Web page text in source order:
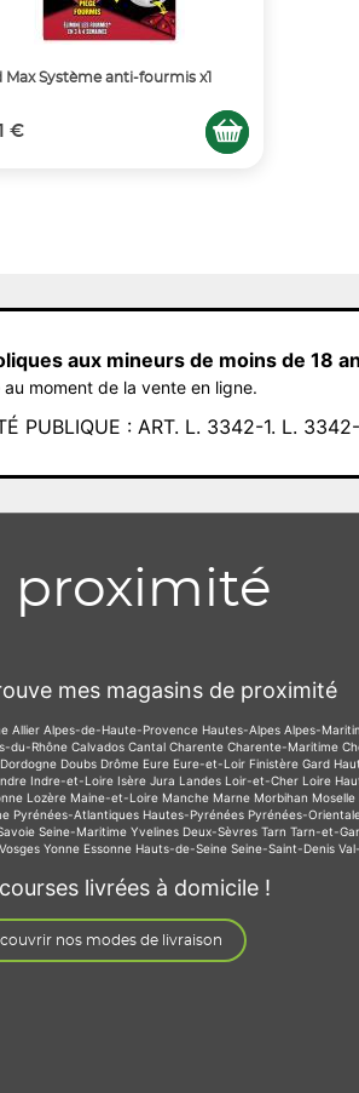
Max Système anti-fourmis x1
€
aux mineurs de moins de 18
moment de la vente en ligne.
PUBLIQUE : ART. L. 3342-1. L.
proximité
mes magasins de proximité
Allier Alpes-de-Haute-Provence Hautes-Alpes Alpes-
du-Rhône Calvados Cantal Charente Charente-Maritime
Dordogne Doubs Drôme Eure Eure-et-Loir Finistère Gard
Indre-et-Loire Isère Jura Landes Loir-et-Cher Loire
Lozère Maine-et-Loire Manche Marne Morbihan Moselle
Pyrénées-Atlantiques Hautes-Pyrénées Pyrénées-
Seine-Maritime Yvelines Deux-Sèvres Tarn Tarn-et-
Vosges Yonne Essonne Hauts-de-Seine Seine-Saint-Denis
livrées à domicile !
nos modes de livraison